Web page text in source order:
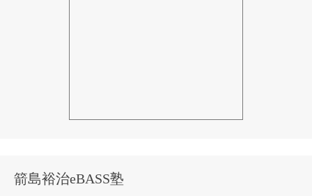
箭島裕治eBASS塾